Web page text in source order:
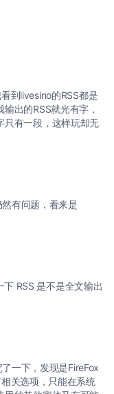
到livesino的RSS都是
出的RSS就光有字，
只有一段，这样玩却无
有问题，看来是
RSS 是不是全文输出
一下，发现是FireFox
关选项，只能在系统